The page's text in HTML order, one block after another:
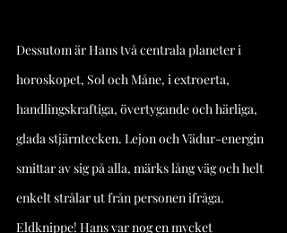
Dessutom är Hans två centrala planeter i
horoskopet, Sol och Måne, i extroerta,
handlingskraftiga, övertygande och härliga,
glada stjärntecken. Lejon och Vädur-energin
smittar av sig på alla, märks lång väg och helt
enkelt strålar ut från personen ifråga.
Eldknippe! Hans var nog en mycket